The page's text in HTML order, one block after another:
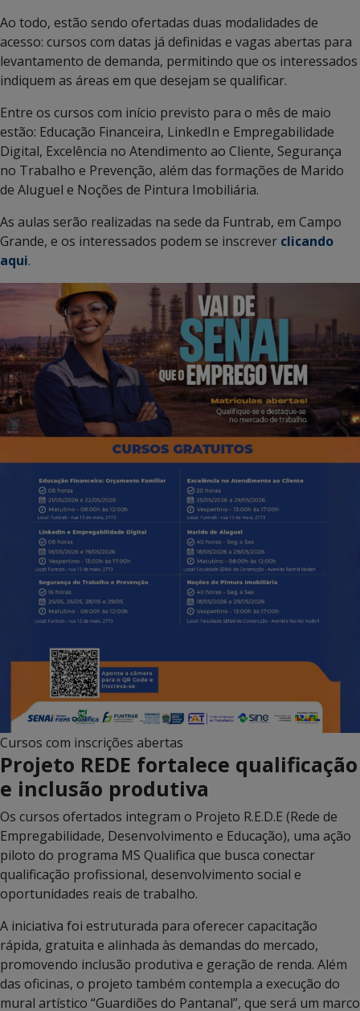
Ao todo, estão sendo ofertadas duas modalidades de
acesso: cursos com datas já definidas e vagas abertas para
levantamento de demanda, permitindo que os interessados
indiquem as áreas em que desejam se qualificar.
Entre os cursos com início previsto para o mês de maio
estão: Educação Financeira, LinkedIn e Empregabilidade
Digital, Excelência no Atendimento ao Cliente, Segurança
no Trabalho e Prevenção, além das formações de Marido
de Aluguel e Noções de Pintura Imobiliária.
As aulas serão realizadas na sede da Funtrab, em Campo
Grande, e os interessados podem se inscrever clicando
aqui.
Cursos com inscrições abertas
Projeto REDE fortalece qualificação
e inclusão produtiva
Os cursos ofertados integram o Projeto R.E.D.E (Rede de
Empregabilidade, Desenvolvimento e Educação), uma ação
piloto do programa MS Qualifica que busca conectar
qualificação profissional, desenvolvimento social e
oportunidades reais de trabalho.
A iniciativa foi estruturada para oferecer capacitação
rápida, gratuita e alinhada às demandas do mercado,
promovendo inclusão produtiva e geração de renda. Além
das oficinas, o projeto também contempla a execução do
mural artístico “Guardiões do Pantanal”, que será um marco